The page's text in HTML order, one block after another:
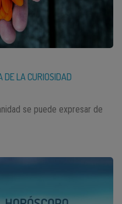
DE LA CURIOSIDAD
se puede expresar de